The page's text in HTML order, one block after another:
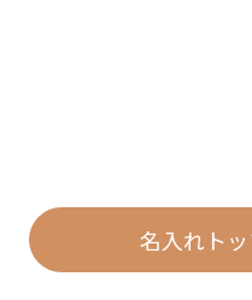
名入れト